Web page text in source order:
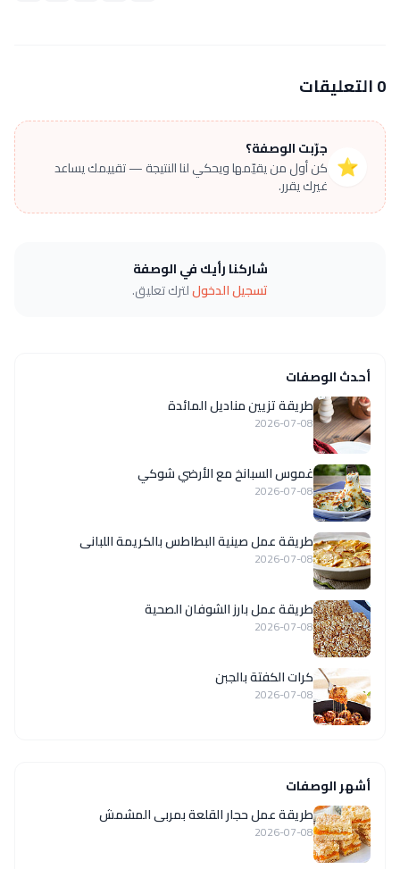
0 التعليقات
⭐
جرّبت الوصفة؟
كن أول من يقيّمها ويحكي لنا النتيجة — تقييمك يساعد
غيرك يقرر.
شاركنا رأيك في الوصفة
تسجيل الدخوللترك تعليق.
أحدث الوصفات
طريقة تزيين مناديل المائدة
2026-07-08
غموس السبانخ مع الأرضي شوكي
2026-07-08
طريقة عمل صينية البطاطس بالكريمة اللبانى
2026-07-08
طريقة عمل بارز الشوفان الصحية
2026-07-08
كرات الكفتة بالجبن
2026-07-08
أشهر الوصفات
طريقة عمل حجار القلعة بمربى المشمش
2026-07-08